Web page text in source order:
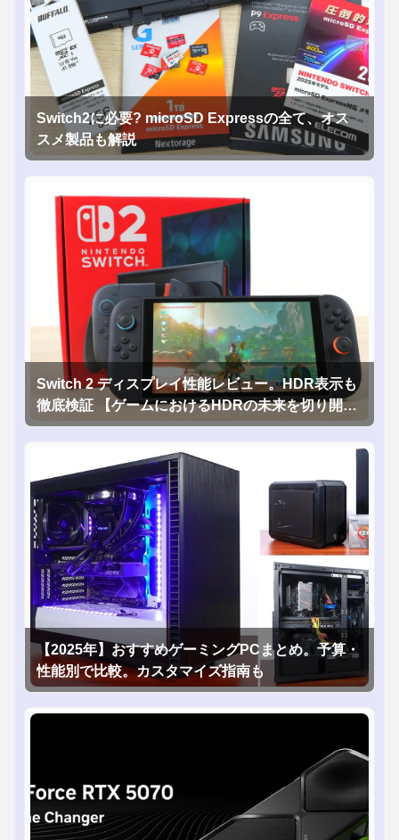
Switch2に必要? microSD Expressの全て、オス
スメ製品も解説
Switch 2 ディスプレイ性能レビュー。HDR表示も
徹底検証 【ゲームにおけるHDRの未来を切り開く
1台！】
【2025年】おすすめゲーミングPCまとめ。予算・
性能別で比較。カスタマイズ指南も